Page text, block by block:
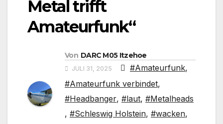
Metal trifft
Amateurfunk“
Von DARC M05 Itzehoe
JULI 31, 2025 #Amateurfunk,
#Amateurfunk verbindet,
#Headbanger, #laut, #Metalheads
, #Schleswig Holstein, #wacken,